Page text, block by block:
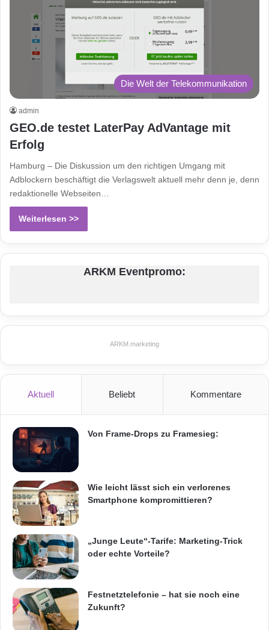
Die Welt der Telekommunikation
admin
GEO.de testet LaterPay AdVantage mit
Erfolg
Hamburg – Die Diskussion um den richtigen Umgang mit
Adblockern beschäftigt die Verlagswelt aktuell mehr denn je, denn
redaktionelle Webseiten…
Weiterlesen >>
ARKM Eventpromo:
ARKM.marketing
Aktuell Beliebt Kommentare
Von Frame-Drops zu Framesieg:
Wie leicht lässt sich ein verlorenes
Smartphone kompromittieren?
„Junge Leute“-Tarife: Marketing-Trick
oder echte Vorteile?
Festnetztelefonie – hat sie noch eine
Zukunft?